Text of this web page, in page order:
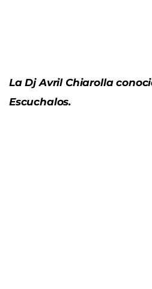
La Dj Avril Chiarolla
Escuchalos.